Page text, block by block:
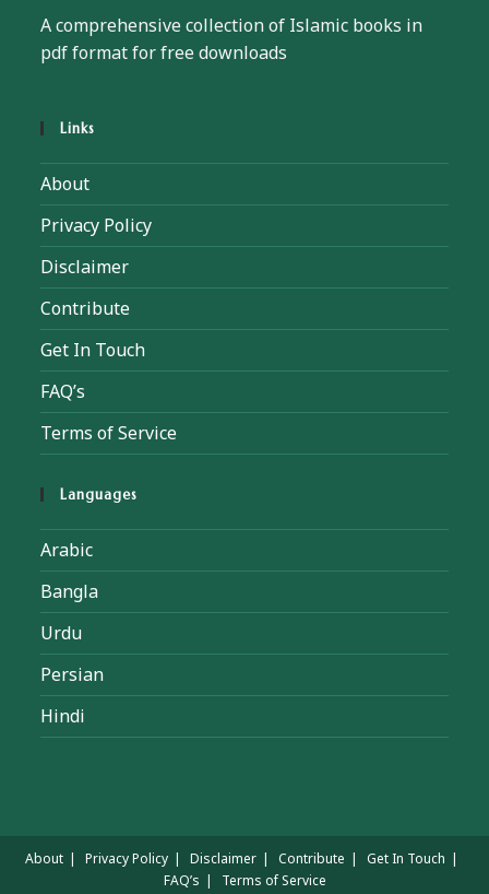
A comprehensive collection of Islamic books in
pdf format for free downloads
Links
About
Privacy Policy
Disclaimer
Contribute
Get In Touch
FAQ’s
Terms of Service
Languages
Arabic
Bangla
Urdu
Persian
Hindi
About Privacy Policy Disclaimer Contribute
Get In Touch
FAQ’s
Terms of Service